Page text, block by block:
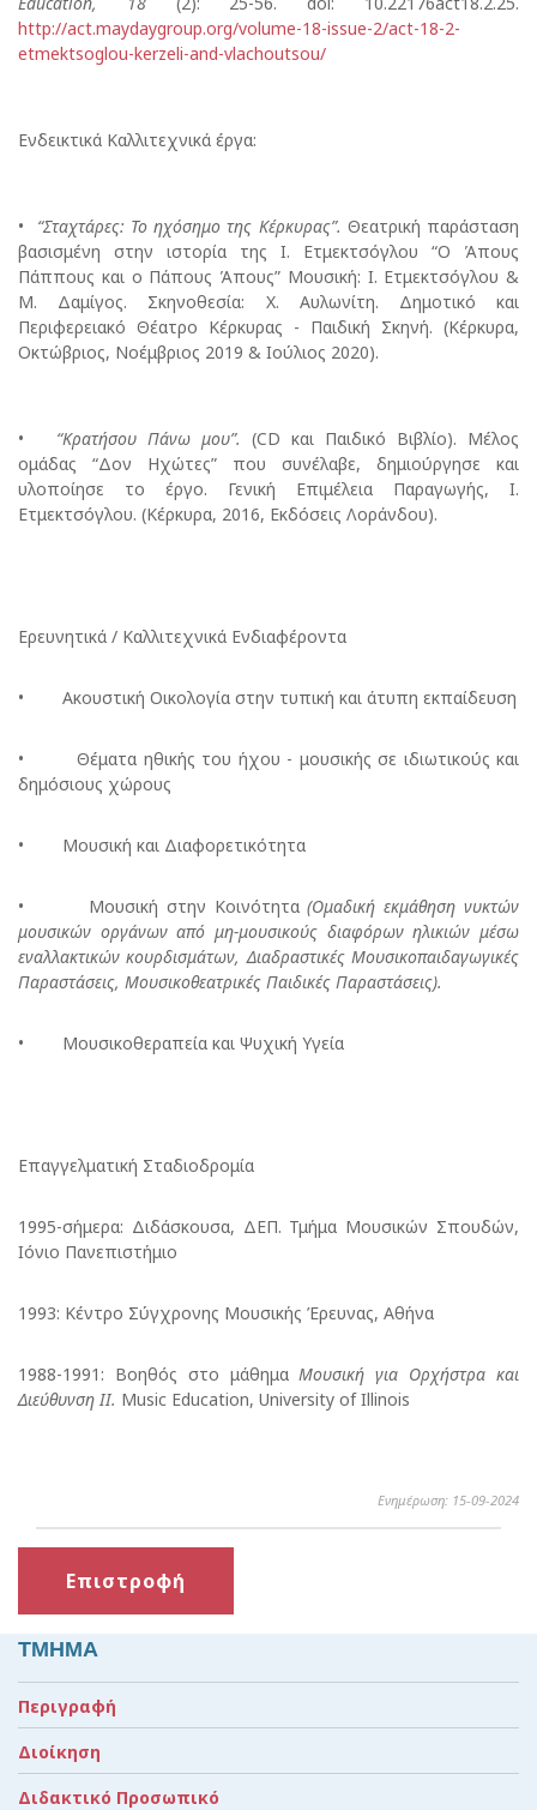
http://act.maydaygroup.org/volume-18-issue-2/act-18-2-
etmektsoglou-kerzeli-and-vlachoutsou/
Ενδεικτικά Καλλιτεχνικά έργα:
• “Σταχτάρες: Το ηχόσημο της Κέρκυρας”. Θεατρική παράσταση
βασισμένη στην ιστορία της Ι. Ετμεκτσόγλου “Ο Άπους
Πάππους και ο Πάπους Άπους” Μουσική: Ι. Ετμεκτσόγλου &
Μ. Δαμίγος. Σκηνοθεσία: Χ. Αυλωνίτη. Δημοτικό και
Περιφερειακό Θέατρο Κέρκυρας - Παιδική Σκηνή. (Κέρκυρα,
Οκτώβριος, Νοέμβριος 2019 & Ιούλιος 2020).
• “Κρατήσου Πάνω μου”. (CD και Παιδικό Βιβλίο). Μέλος
ομάδας “Δον Ηχώτες” που συνέλαβε, δημιούργησε και
υλοποίησε το έργο. Γενική Επιμέλεια Παραγωγής, Ι.
Ετμεκτσόγλου. (Κέρκυρα, 2016, Εκδόσεις Λοράνδου).
Ερευνητικά / Καλλιτεχνικά Ενδιαφέροντα
• Ακουστική Οικολογία στην τυπική και άτυπη εκπαίδευση
• Θέματα ηθικής του ήχου - μουσικής σε ιδιωτικούς και
δημόσιους χώρους
• Μουσική και Διαφορετικότητα
• Μουσική στην Κοινότητα(Ομαδική εκμάθηση νυκτών
μουσικών οργάνων από μη-μουσικούς διαφόρων ηλικιών μέσω
εναλλακτικών κουρδισμάτων, Διαδραστικές Μουσικοπαιδαγωγικές
Παραστάσεις, Μουσικοθεατρικές Παιδικές Παραστάσεις).
• Μουσικοθεραπεία και Ψυχική Υγεία
Επαγγελματική Σταδιοδρομία
1995-σήμερα: Διδάσκουσα, ΔΕΠ. Τμήμα Μουσικών Σπουδών,
Ιόνιο Πανεπιστήμιο
1993: Κέντρο Σύγχρονης Μουσικής Έρευνας, Αθήνα
1988-1991: Βοηθός στο μάθημα Μουσική για Ορχήστρα και
Διεύθυνση ΙΙ. Music Education, University of Illinois
Ενημέρωση: 15-09-2024
Επιστροφή
ΤΜΗΜΑ
Περιγραφή
Διοίκηση
Διδακτικό Προσωπικό